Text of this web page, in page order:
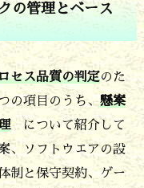
の管理とベース
セス品質の判定のた
の項目のうち、懸案
について紹介して
、ソフトウエアの設
制と保守契約、ゲー